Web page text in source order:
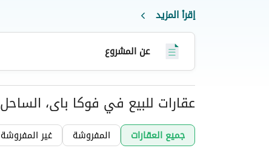
تجربة معيشية متكاملة مدعومة بخدمات فندقية
وحراسة على مدار الساعة.
إقرأ المزيد
عن المشروع
عقارات
عقارات للبيع في فوكا باى،
جميع العقارات المفروشة غير المفروشة